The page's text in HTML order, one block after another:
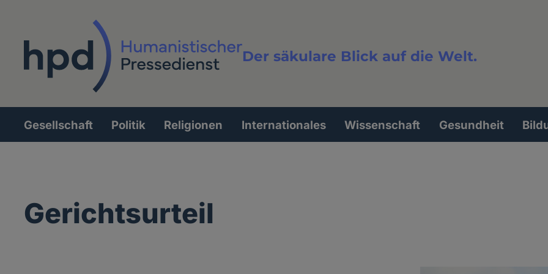
Der säkulare Blick auf die Welt.
Volltextsuche
Hauptnavigation
Gesellschaft Politik Religionen Internationales Wissenschaft Gesundheit
Gerichtsurteil